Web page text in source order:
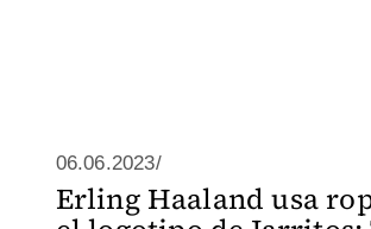
06.06.2023/
Erling Haaland usa